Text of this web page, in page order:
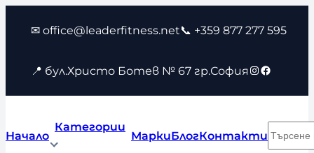
съдържанието
✉ office@leaderfitness.net📞 +359 877 277 595
📍 бул.Христо Ботев № 67 гр.София Instagram
Facebook
Начало
Категории
МаркиБлогКонтакти